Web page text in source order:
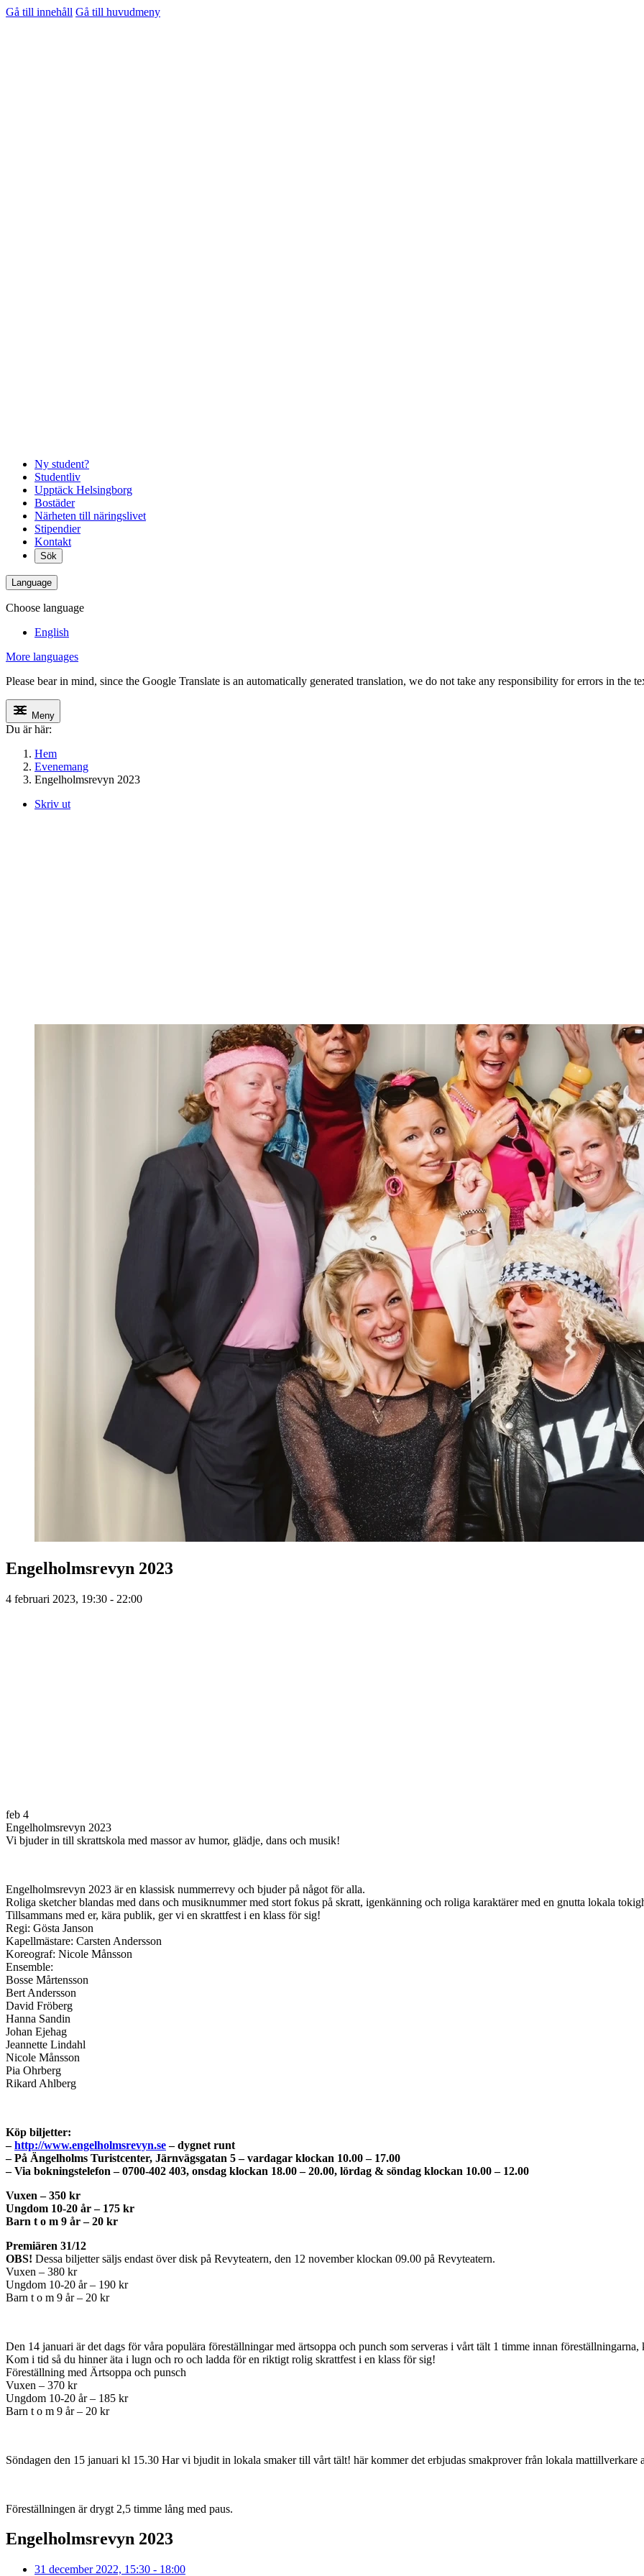
Gå till innehåll Gå till huvudmeny
Ny student?
Studentliv
Upptäck Helsingborg
Bostäder
Närheten till näringslivet
Stipendier
Kontakt
Sök
Language
Choose language
English
More languages
Please bear in mind, since the Google Translate is an automatically generated translation, we do not take any responsibility for errors in the
Meny
Du är här:
Hem
Evenemang
Engelholmsrevyn 2023
Skriv ut
Engelholmsrevyn 2023
4 februari 2023, 19:30 - 22:00
feb 4
Engelholmsrevyn 2023
Vi bjuder in till skrattskola med massor av humor, glädje, dans och musik!
Engelholmsrevyn 2023 är en klassisk nummerrevy och bjuder på något för alla.
Roliga sketcher blandas med dans och musiknummer med stort fokus på skratt, igenkänning och roliga karaktärer med en gnutta lokala
Tillsammans med er, kära publik, ger vi en skrattfest i en klass för sig!
Regi: Gösta Janson
Kapellmästare: Carsten Andersson
Koreograf: Nicole Månsson
Ensemble:
Bosse Mårtensson
Bert Andersson
David Fröberg
Hanna Sandin
Johan Ejehag
Jeannette Lindahl
Nicole Månsson
Pia Ohrberg
Rikard Ahlberg
Köp biljetter:
–http://www.engelholmsrevyn.se– dygnet runt
– På Ängelholms Turistcenter, Järnvägsgatan 5 – vardagar klockan 10.00 – 17.00
– Via bokningstelefon – 0700-402 403, onsdag klockan 18.00 – 20.00, lördag & söndag klockan 10.00 – 12.00
Vuxen – 350 kr
Ungdom 10-20 år – 175 kr
Barn t o m 9 år – 20 kr
Premiären 31/12
OBS! Dessa biljetter säljs endast över disk på Revyteatern, den 12 november klockan 09.00 på Revyteatern.
Vuxen – 380 kr
Ungdom 10-20 år – 190 kr
Barn t o m 9 år – 20 kr
Den 14 januari är det dags för våra populära föreställningar med ärtsoppa och punch som serveras i vårt tält 1 timme innan
Kom i tid så du hinner äta i lugn och ro och ladda för en riktigt rolig skrattfest i en klass för sig!
Föreställning med Ärtsoppa och punsch
Vuxen – 370 kr
Ungdom 10-20 år – 185 kr
Barn t o m 9 år – 20 kr
Söndagen den 15 januari kl 15.30 Har vi bjudit in lokala smaker till vårt tält! här kommer det erbjudas smakprover från lokala mattillverkare
Föreställningen är drygt 2,5 timme lång med paus.
Engelholmsrevyn 2023
31 december 2022, 15:30 - 18:00